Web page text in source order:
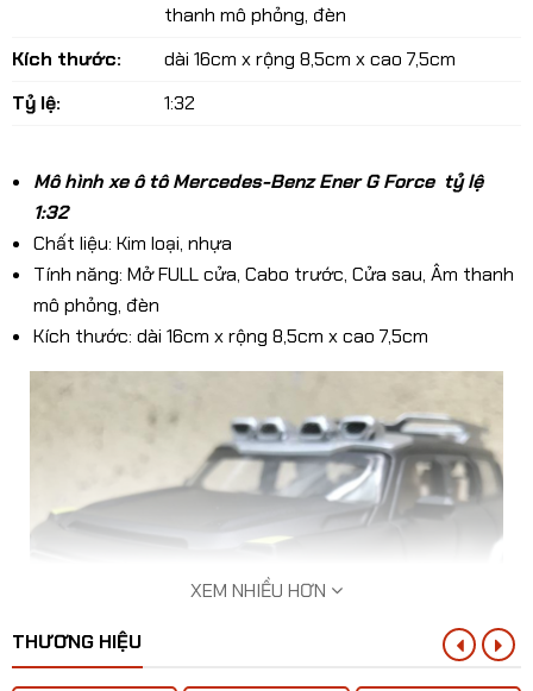
thanh mô phỏng, đèn
Kích thước:
dài 16cm x rộng 8,5cm x cao 7,5cm
Tỷ lệ:
1:32
Mô hình xe ô tô Mercedes-Benz Ener G Force tỷ lệ
1:32
Chất liệu: Kim loại, nhựa
Tính năng: Mở FULL cửa, Cabo trước, Cửa sau, Âm thanh
mô phỏng, đèn
Kích thước: dài 16cm x rộng 8,5cm x cao 7,5cm
XEM NHIỀU HƠN
THƯƠNG HIỆU